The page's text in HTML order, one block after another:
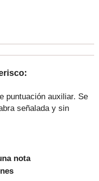
puntuación auxiliar. Se
señalada y sin
nota